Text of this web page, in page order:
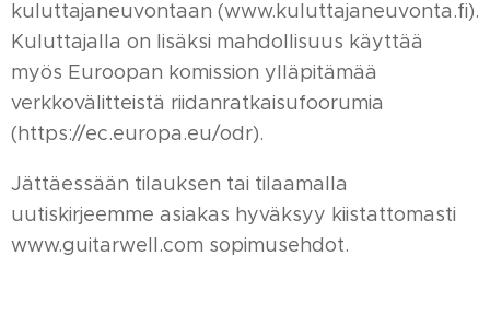
kuluttajaneuvontaan (www.kuluttajaneuvonta.fi).
Kuluttajalla on lisäksi mahdollisuus käyttää
myös Euroopan komission ylläpitämää
verkkovälitteistä riidanratkaisufoorumia
(https://ec.europa.eu/odr).
Jättäessään tilauksen tai tilaamalla
uutiskirjeemme asiakas hyväksyy kiistattomasti
www.guitarwell.com sopimusehdot.